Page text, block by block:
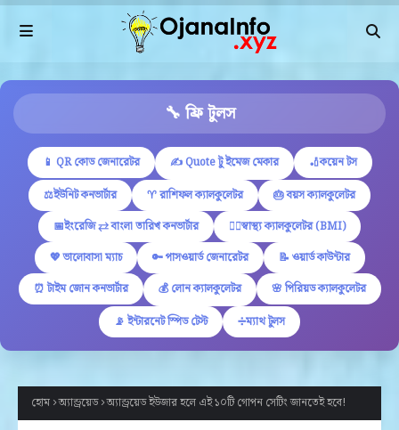
🔧 ফ্রি টুলস
📱 QR কোড জেনারেটর ✍ Quote টু ইমেজ মেকার
🏏কয়েন টস
⚖️ইউনিট কনভার্টার
♈ রাশিফল ক্যালকুলেটর
🎂 বয়স ক্যালকুলেটর
📅ইংরেজি ⇄ বাংলা তারিখ কনভার্টার
🏋️‍♂️স্বাস্থ্য ক্যালকুলেটর (BMI)
💖 ভালোবাসা ম্যাচ
🔑 পাসওয়ার্ড জেনারেটর
📝 ওয়ার্ড কাউন্টার
⏰ টাইম জোন কনভার্টার
💰 লোন ক্যালকুলেটর
🌸 পিরিয়ড ক্যালকুলেটর
📡 ইন্টারনেট স্পিড টেস্ট
➗ম্যাথ টুলস
হোম অ্যান্ড্রয়েড অ্যান্ড্রয়েড ইউজার হলে এই ১০টি গোপন সেটিং জানতেই হবে!